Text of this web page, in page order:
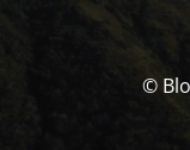
©